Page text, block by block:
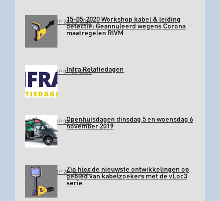
GEPLAATST OP 26-03-202015-05-2020 Workshop kabel & leiding
detectie: Geannuleerd wegens Corona
maatregelen RIVM
GEPLAATST OP 04-03-2020Infra Relatiedagen
GEPLAATST OP 09-01-2020Openhuisdagen dinsdag 5 en woensdag 6
november 2019
GEPLAATST OP 24-10-2019Zie hier de nieuwste ontwikkelingen op
gebied van kabelzoekers met de vLoc3
serie